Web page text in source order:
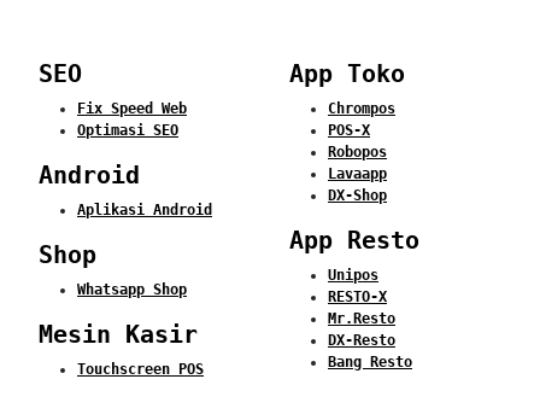
SEO
Fix Speed Web
Optimasi SEO
Android
Aplikasi Android
Shop
Whatsapp Shop
Mesin Kasir
Touchscreen POS
App Toko
Chrompos
POS-X
Robopos
Lavaapp
DX-Shop
App Resto
Unipos
RESTO-X
Mr.Resto
DX-Resto
Bang Resto